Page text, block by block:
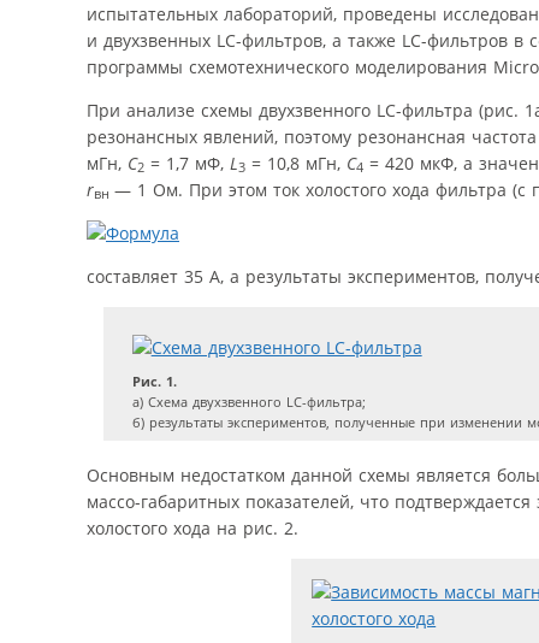
испытательных лабораторий, проведены
и двухзвенных LC-фильтров, а также LC-фильтров
программы схемотехнического моделирования
При анализе схемы двухзвенного LC-фильтра (рис.
резонансных явлений, поэтому резонансная
мГн, C2 = 1,7 мФ, L 3 = 10,8 мГн, С4 = 420 мкФ, а
rвн — 1 Ом. При этом ток холостого хода фильтра
составляет 35 А, а результаты экспериментов,
Рис. 1.
а) Схема двухзвенного LC-фильтра;
б) результаты экспериментов, полученные при изменении
Основным недостатком данной схемы является
массо-габаритных показателей, что
холостого хода на рис. 2.